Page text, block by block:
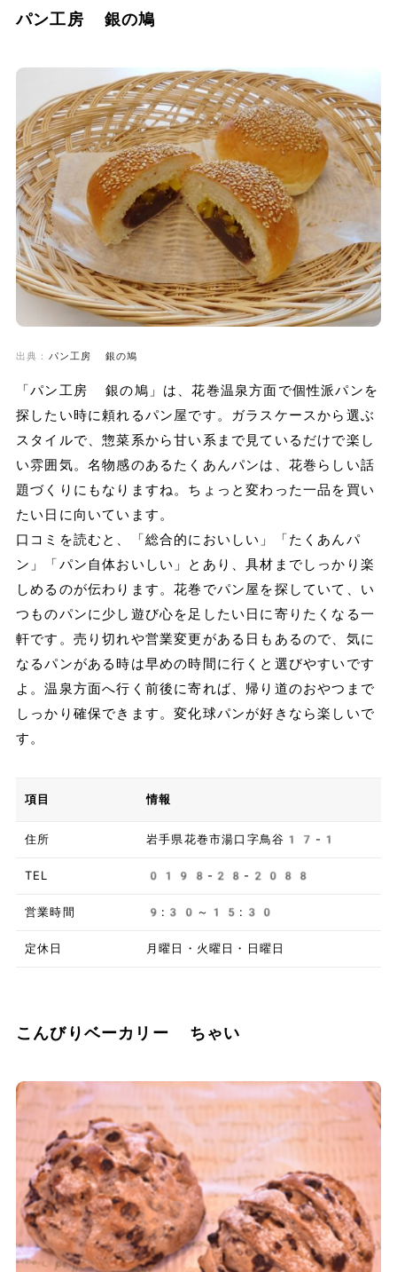
パン工房 銀の鳩
出典： パン工房 銀の鳩
「パン工房 銀の鳩」は、花巻温泉方面で個性派パンを
探したい時に頼れるパン屋です。ガラスケースから選ぶ
スタイルで、惣菜系から甘い系まで見ているだけで楽し
い雰囲気。名物感のあるたくあんパンは、花巻らしい話
題づくりにもなりますね。ちょっと変わった一品を買い
たい日に向いています。
口コミを読むと、「総合的においしい」「たくあんパ
ン」「パン自体おいしい」とあり、具材までしっかり楽
しめるのが伝わります。花巻でパン屋を探していて、い
つものパンに少し遊び心を足したい日に寄りたくなる一
軒です。売り切れや営業変更がある日もあるので、気に
なるパンがある時は早めの時間に行くと選びやすいです
よ。温泉方面へ行く前後に寄れば、帰り道のおやつまで
しっかり確保できます。変化球パンが好きなら楽しいで
す。
項目 情報
住所 岩手県花巻市湯口字鳥谷17-1
TEL 0198-28-2088
営業時間 9:30～15:30
定休日 月曜日・火曜日・日曜日
こんびりベーカリー ちゃい